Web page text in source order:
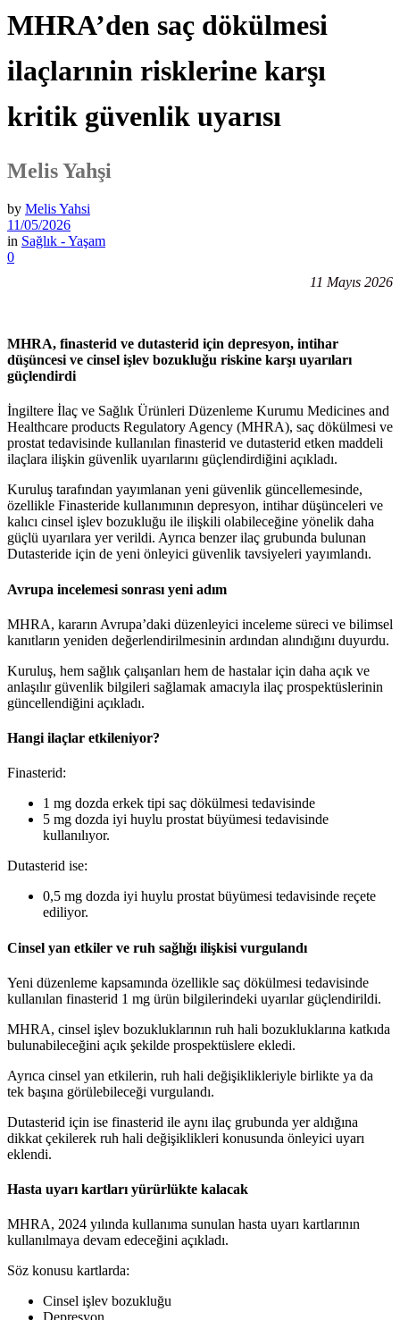
MHRA’den saç dökülmesi
ilaçlarınin risklerine karşı
kritik güvenlik uyarısı
Melis Yahşi
by Melis Yahsi
11/05/2026
in Sağlık - Yaşam
0
11 Mayıs 2026
MHRA, finasterid ve dutasterid için depresyon, intihar
düşüncesi ve cinsel işlev bozukluğu riskine karşı uyarıları
güçlendirdi
İngiltere İlaç ve Sağlık Ürünleri Düzenleme Kurumu Medicines and
Healthcare products Regulatory Agency (MHRA), saç dökülmesi ve
prostat tedavisinde kullanılan finasterid ve dutasterid etken maddeli
ilaçlara ilişkin güvenlik uyarılarını güçlendirdiğini açıkladı.
Kuruluş tarafından yayımlanan yeni güvenlik güncellemesinde,
özellikle Finasteride kullanımının depresyon, intihar düşünceleri ve
kalıcı cinsel işlev bozukluğu ile ilişkili olabileceğine yönelik daha
güçlü uyarılara yer verildi. Ayrıca benzer ilaç grubunda bulunan
Dutasteride için de yeni önleyici güvenlik tavsiyeleri yayımlandı.
Avrupa incelemesi sonrası yeni adım
MHRA, kararın Avrupa’daki düzenleyici inceleme süreci ve bilimsel
kanıtların yeniden değerlendirilmesinin ardından alındığını duyurdu.
Kuruluş, hem sağlık çalışanları hem de hastalar için daha açık ve
anlaşılır güvenlik bilgileri sağlamak amacıyla ilaç prospektüslerinin
güncellendiğini açıkladı.
Hangi ilaçlar etkileniyor?
Finasterid:
1 mg dozda erkek tipi saç dökülmesi tedavisinde
5 mg dozda iyi huylu prostat büyümesi tedavisinde
kullanılıyor.
Dutasterid ise:
0,5 mg dozda iyi huylu prostat büyümesi tedavisinde reçete
ediliyor.
Cinsel yan etkiler ve ruh sağlığı ilişkisi vurgulandı
Yeni düzenleme kapsamında özellikle saç dökülmesi tedavisinde
kullanılan finasterid 1 mg ürün bilgilerindeki uyarılar güçlendirildi.
MHRA, cinsel işlev bozukluklarının ruh hali bozukluklarına katkıda
bulunabileceğini açık şekilde prospektüslere ekledi.
Ayrıca cinsel yan etkilerin, ruh hali değişiklikleriyle birlikte ya da
tek başına görülebileceği vurgulandı.
Dutasterid için ise finasterid ile aynı ilaç grubunda yer aldığına
dikkat çekilerek ruh hali değişiklikleri konusunda önleyici uyarı
eklendi.
Hasta uyarı kartları yürürlükte kalacak
MHRA, 2024 yılında kullanıma sunulan hasta uyarı kartlarının
kullanılmaya devam edeceğini açıkladı.
Söz konusu kartlarda:
Cinsel işlev bozukluğu